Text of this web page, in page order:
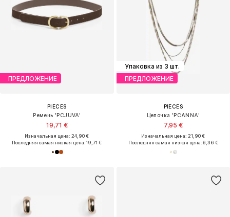
ПРЕДЛОЖЕНИЕ
PIECES
Ремень 'PCJUVA'
19,71 €
Изначальная цена: 24,90 €
Последняя самая низкая цена:19,71 €
Упаковка из 3 шт.
ПРЕДЛОЖЕНИЕ
PIECES
Цепочка 'PCANNA'
7,95 €
Изначальная цена: 21,90 €
Последняя самая низкая цена:6,36 €